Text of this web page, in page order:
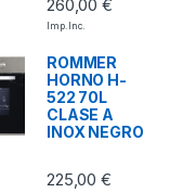
260,00€
Imp. Inc.
ROMMER
HORNO H-
522 70L
CLASE A
INOX NEGRO
225,00€